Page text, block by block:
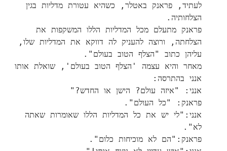
לעתיד, פראנק באטלר, כשהיא עטורת מדליות בגין
הצלחותיה.
פראנק מתעלם מכל המדליות הללו המשקפות את
הצלחתה, ורוצה להעניק לה דווקא את המדליות שלו,
עליהן כתוב "הצלף הטוב בעולם".
מאחר והיא עצמה 'הצלף הטוב בעולם', שואלת אותו
אנני בהתרסה:
אנני: "איזה עולם? הישן או החדש?"
פראנק: "כל העולם".
אנני:"לי יש את כל המדליות הללו שאומרות שאתה
לא".
פראנק:"הם לא מוכיחות כלום".